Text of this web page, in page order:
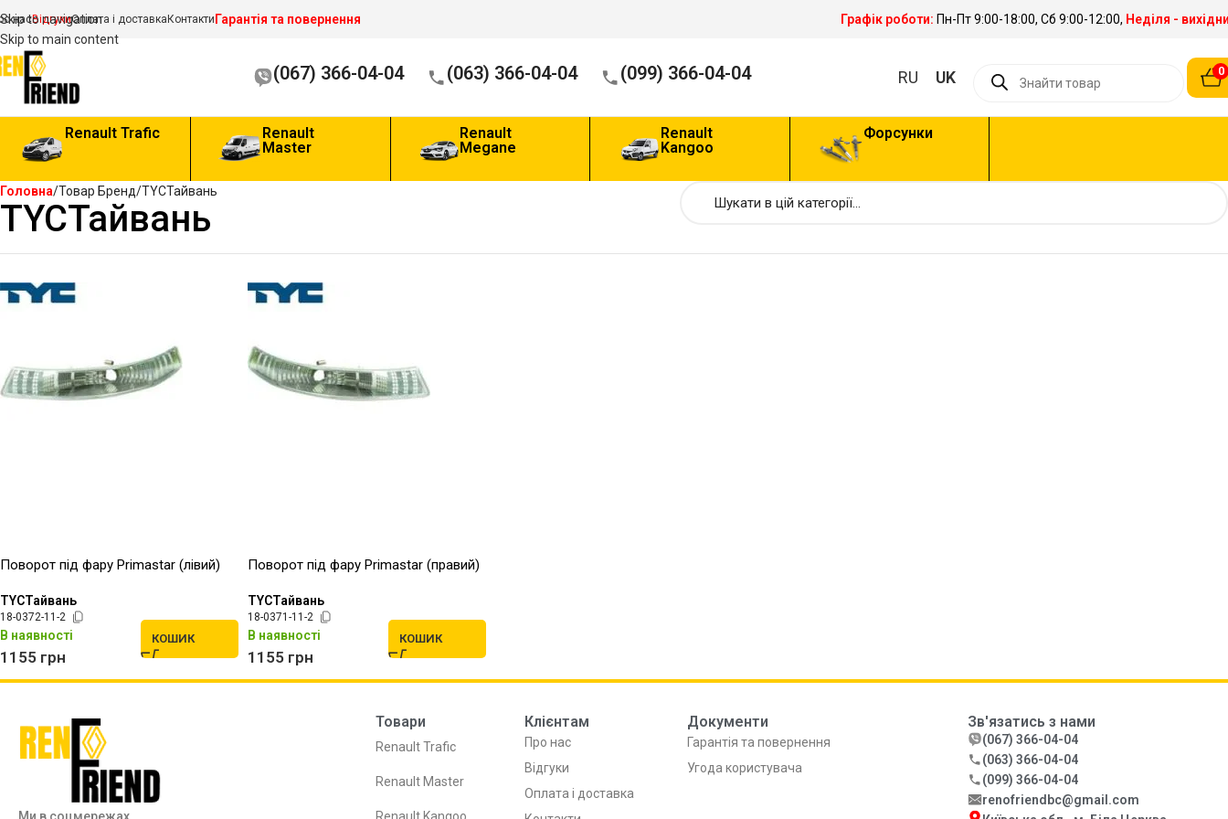
Skip to navigation
Skip to main content
насВідгукиОплата і доставка КонтактиГарантія та повернення Графік роботи: Пн-Пт 9:00-18:00, Сб 9:00-12:00, Неділя -
(067) 366-04-04 (063) 366-04-04 (099) 366-04-04 RU UK 0
Renault Trafic
Renault
Master
Renault
Megane
Renault
Kangoo
Форсунки
Головна Товар Бренд TYCТайвань
TYCТайвань
Поворот під фару Primastar (лівий)
TYCТайвань
18-0372-11-2
В наявності
1155 грн
КОШИК
Поворот під фару Primastar (правий)
TYCТайвань
18-0371-11-2
В наявності
1155 грн
КОШИК
Ми в соцмережах
Товари
Renault Trafic
Renault Master
Renault Kangoo
Клієнтам
Про нас
Відгуки
Оплата і доставка
Документи
Гарантія та повернення
Угода користувача
Зв'язатись з нами
(067) 366-04-04
(063) 366-04-04
(099) 366-04-04
renofriendbc@gmail.com